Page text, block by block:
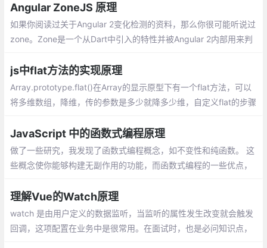
多简历上都写了：
Angular ZoneJS 原理
如果你阅读过关于Angular 2变化检测的资料，那么你很可能听说过
zone。Zone是一个从Dart中引入的特性并被Angular 2内部用来判
js中flat方法的实现原理
Array.prototype.flat()在Array的显示原型下有一个flat方法，可以
将多维数组，降维，传的参数是多少就降多少维，自定义flat的步骤
组，若不是数组则返回undefined
JavaScript 中的函数式编程原理
做了一些研究，我发现了函数式编程概念，如不变性和纯函数。 这
些概念使你能够构建无副作用的功能，而函数式编程的一些优点，
码示例向您详细介绍函数式编程和一些重要概念。
理解Vue的Watch原理
watch 是由用户定义的数据监听，当监听的属性发生改变就会触发
回调，这项配置在业务中是很常用。在面试时，也是必问知识点，